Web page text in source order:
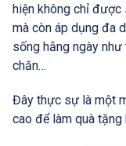
hiện không chỉ được
mà còn áp dụng đa
sống hằng ngày
chăn…
Đây thực sự là một
cao để làm quà tặng